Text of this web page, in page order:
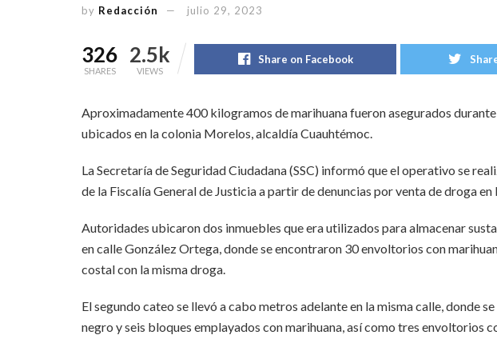
by Redacción julio 29, 2023
326
SHARES
2.5k
VIEWS
Share on Facebook
Aproximadamente 400 kilogramos de marihuana fueron asegurados
ubicados en la colonia Morelos, alcaldía Cuauhtémoc.
La Secretaría de Seguridad Ciudadana (SSC) informó que el operativo se
de la Fiscalía General de Justicia a partir de denuncias por venta de droga en
Autoridades ubicaron dos inmuebles que era utilizados para almacenar
en calle González Ortega, donde se encontraron 30 envoltorios con
costal con la misma droga.
El segundo cateo se llevó a cabo metros adelante en la misma calle, donde
negro y seis bloques emplayados con marihuana, así como tres envoltorios